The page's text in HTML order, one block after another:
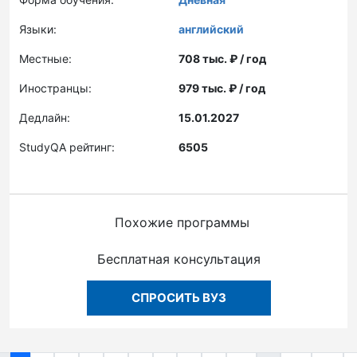
Языки: английский
Местные: 708 тыс. ₽ / год
Иностранцы: 979 тыс. ₽ / год
Дедлайн: 15.01.2027
StudyQA рейтинг: 6505
Похожие программы
Бесплатная консультация
СПРОСИТЬ ВУЗ